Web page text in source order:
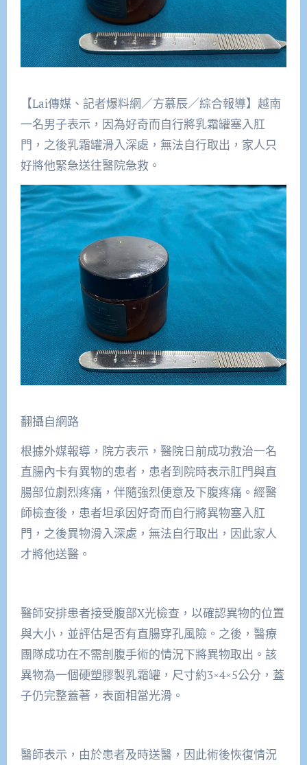
【Lai傳媒、記者爆料網／方慕辰／綜合報導】越南
一名男子表示，因為好奇而自行將乳霜罐塞入肛
門，之後乳霜罐滑入深處，無法自行取出，家人只
好將他緊急送往醫院急救。
翻攝自網路
根據外媒報導，院方表示，醫院日前成功救治一名
直腸內卡有異物的患者，患者到院時表示肛門與直
腸部位劇烈疼痛，伴隨強烈便意及下腹疼痛。經醫
師檢查後，患者坦承因好奇而自行將異物塞入肛
門，之後異物滑入深處，無法自行取出，因此家人
才將他送醫。
醫師安排患者接受腹部X光檢查，以確認異物的位置
與大小，並評估是否有直腸穿孔風險。之後，醫療
團隊成功在不需剖腹手術的情況下將異物取出。該
異物為一個硬塑膠製乳霜罐，尺寸約3×4×5公分，蓋
子仍完整蓋著，表面相當光滑。
醫師表示，由於患者及時送醫，因此術後恢復情況